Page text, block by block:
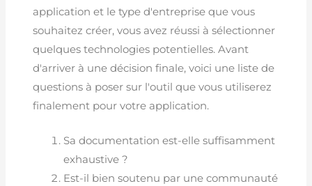
application et le type d'entreprise que vous
souhaitez créer, vous avez réussi à sélectionner
quelques technologies potentielles. Avant
d'arriver à une décision finale, voici une liste de
questions à poser sur l'outil que vous utiliserez
finalement pour votre application.
Sa documentation est-elle suffisamment
exhaustive ?
Est-il bien soutenu par une communauté